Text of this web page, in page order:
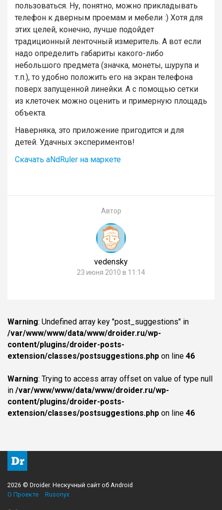
пользоваться. Ну, понятно, можно прикладывать
телефон к дверным проемам и мебели :) Хотя для
этих целей, конечно, лучше подойдет
традиционный ленточный измеритель. А вот если
надо определить габариты какого-либо
небольшого предмета (значка, монеты, шурупа и
т.п.), то удобно положить его на экран телефона
поверх запущенной линейки. А с помощью сетки
из клеточек можно оценить и примерную площадь
объекта.
Наверняка, это приложение пригодится и для
детей. Удачных экспериментов!
Скачать aNdRuler на маркете
Автор
vedensky
23 июня 2010 в 11:14
Warning: Undefined array key "post_suggestions" in
/var/www/www/data/www/droider.ru/wp-
content/plugins/droider-posts-
extension/classes/postsuggestions.php on line 46
Warning: Trying to access array offset on value of type null
in /var/www/www/data/www/droider.ru/wp-
content/plugins/droider-posts-
extension/classes/postsuggestions.php on line 46
2026 © Droider. Нескучный сайт об Android
О Проекте
Rusonyx